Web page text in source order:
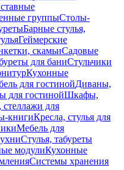
группыСтолы-
Барные стулья,
Геймерские
скамьиСадовые
для баниСтульчики
Кухонные
для гостинойДиваны,
для гостинойШкафы,
для
книгиКресла, стулья для
Мебель для
Стулья, табуреты
модулиКухонные
Системы хранения